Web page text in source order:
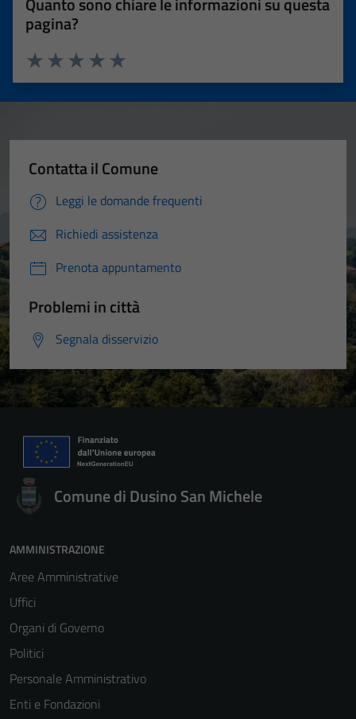
pagina?
Valuta 5 stelle su 5
Valuta 4 stelle su 5
Valuta 3 stelle su 5
Valuta 2 stelle su 5
Valuta 1 stelle su 5
Contatta il Comune
Leggi le domande frequenti
Richiedi assistenza
Prenota appuntamento
Problemi in città
Segnala disservizio
Comune di Dusino San Michele
AMMINISTRAZIONE
Aree Amministrative
Uffici
Organi di Governo
Politici
Personale Amministrativo
Enti e Fondazioni